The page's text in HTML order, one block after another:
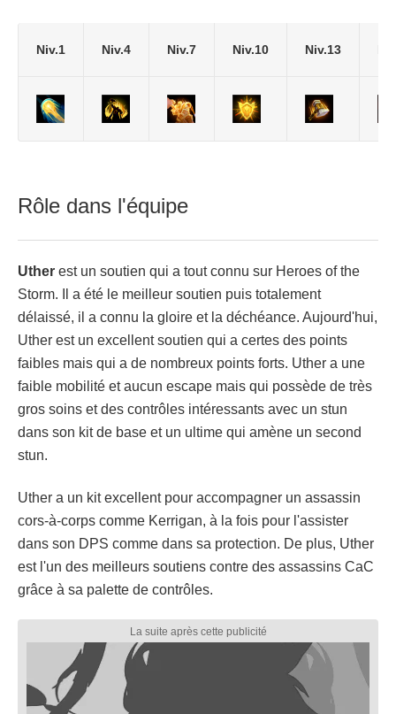
Niv.1 Niv.4 Niv.7 Niv.10 Niv.13
Rôle dans l'équipe
Uther est un soutien qui a tout connu sur Heroes of the
Storm. Il a été le meilleur soutien puis totalement
délaissé, il a connu la gloire et la déchéance. Aujourd'hui,
Uther est un excellent soutien qui a certes des points
faibles mais qui a de nombreux points forts. Uther a une
faible mobilité et aucun escape mais qui possède de très
gros soins et des contrôles intéressants avec un stun
dans son kit de base et un ultime qui amène un second
stun.
Uther a un kit excellent pour accompagner un assassin
cors-à-corps comme Kerrigan, à la fois pour l'assister
dans son DPS comme dans sa protection. De plus, Uther
est l'un des meilleurs soutiens contre des assassins CaC
grâce à sa palette de contrôles.